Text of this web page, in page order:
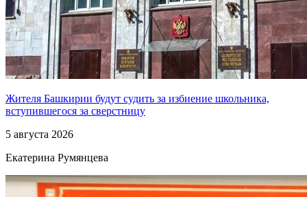
Жителя Башкирии будут судить за избиение школьника,
вступившегося за сверстницу
5 августа 2026
Екатерина Румянцева